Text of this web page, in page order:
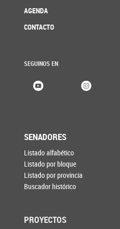
AGENDA
CONTACTO
SEGUINOS EN
SENADORES
Listado alfabético
Listado por bloque
Listado por provincia
Buscador histórico
PROYECTOS